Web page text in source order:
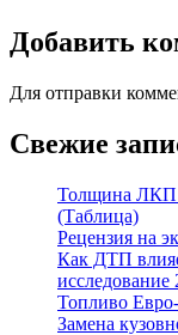
Добавить
Для отправки
Свежие
Толщина ЛКП
(Таблица)
Рецензия на
Как ДТП
исследование
Топливо
Замена